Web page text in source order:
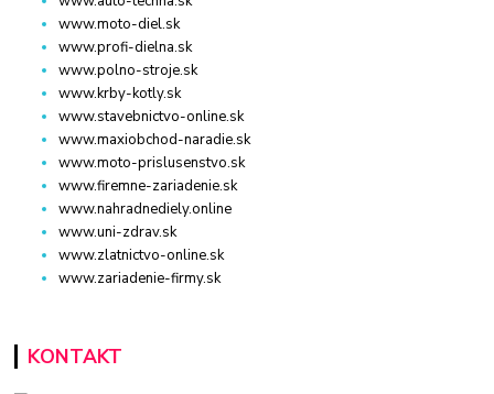
www.moto-diel.sk
www.profi-dielna.sk
www.polno-stroje.sk
www.krby-kotly.sk
www.stavebnictvo-online.sk
www.maxiobchod-naradie.sk
www.moto-prislusenstvo.sk
www.firemne-zariadenie.sk
www.nahradnediely.online
www.uni-zdrav.sk
www.zlatnictvo-online.sk
www.zariadenie-firmy.sk
KONTAKT